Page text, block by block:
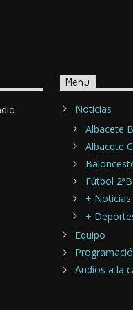
Menu
Noticias
Albacete
Albacete
Fútbol
+ Noticias
+
Equipo
Audios a la